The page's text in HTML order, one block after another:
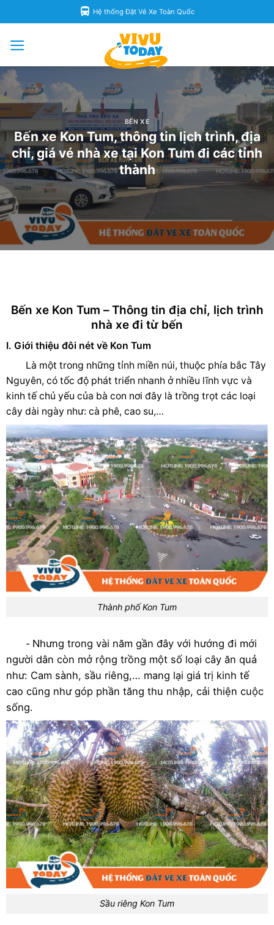
to
Hệ thống Đặt Vé Xe Toàn Quốc
BẾN XE
Bến xe Kon Tum, thông tin lịch trình, địa
chỉ, giá vé nhà xe tại Kon Tum đi các tỉnh
thành
Bến xe Kon Tum – Thông tin địa chỉ, lịch trình
nhà xe đi từ bến
I. Giới thiệu đôi nét về Kon Tum
Là một trong những tỉnh miền núi, thuộc phía bắc Tây
Nguyên, có tốc độ phát triển nhanh ở nhiều lĩnh vực và
kinh tế chủ yếu của bà con nơi đây là trồng trọt các loại
cây dài ngày như: cà phê, cao su,…
Thành phố Kon Tum
- Nhưng trong vài năm gần đây với hướng đi mới
người dân còn mở rộng trồng một số loại cây ăn quả
như: Cam sành, sầu riêng,… mang lại giá trị kinh tế
cao cũng như góp phần tăng thu nhập, cải thiện cuộc
sống.
Sầu riêng Kon Tum